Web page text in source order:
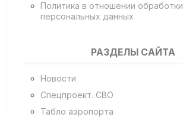
Политика в отношении обработки
персональных данных
РАЗДЕЛЫ САЙТА
Новости
Спецпроект. СВО
Табло аэропорта